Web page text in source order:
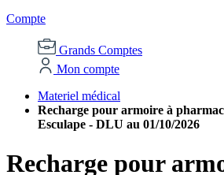
Compte
Grands Comptes
Mon compte
Materiel médical
Recharge pour armoire à
Esculape - DLU au 01/10/2026
Recharge pour